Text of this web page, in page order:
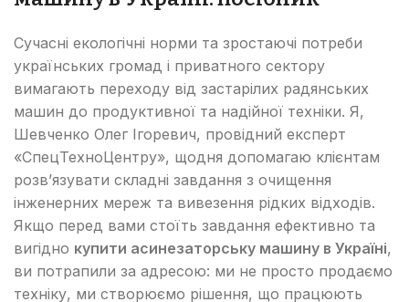
Сучасні екологічні норми та зростаючі потреби
українських громад і приватного сектору
вимагають переходу від застарілих радянських
машин до продуктивної та надійної техніки. Я,
Шевченко Олег Ігоревич, провідний експерт
«СпецТехноЦентру», щодня допомагаю клієнтам
розв’язувати складні завдання з очищення
інженерних мереж та вивезення рідких відходів.
Якщо перед вами стоїть завдання ефективно та
вигідно купити асинезаторську машину в Україні,
ви потрапили за адресою: ми не просто продаємо
техніку, ми створюємо рішення, що працюють